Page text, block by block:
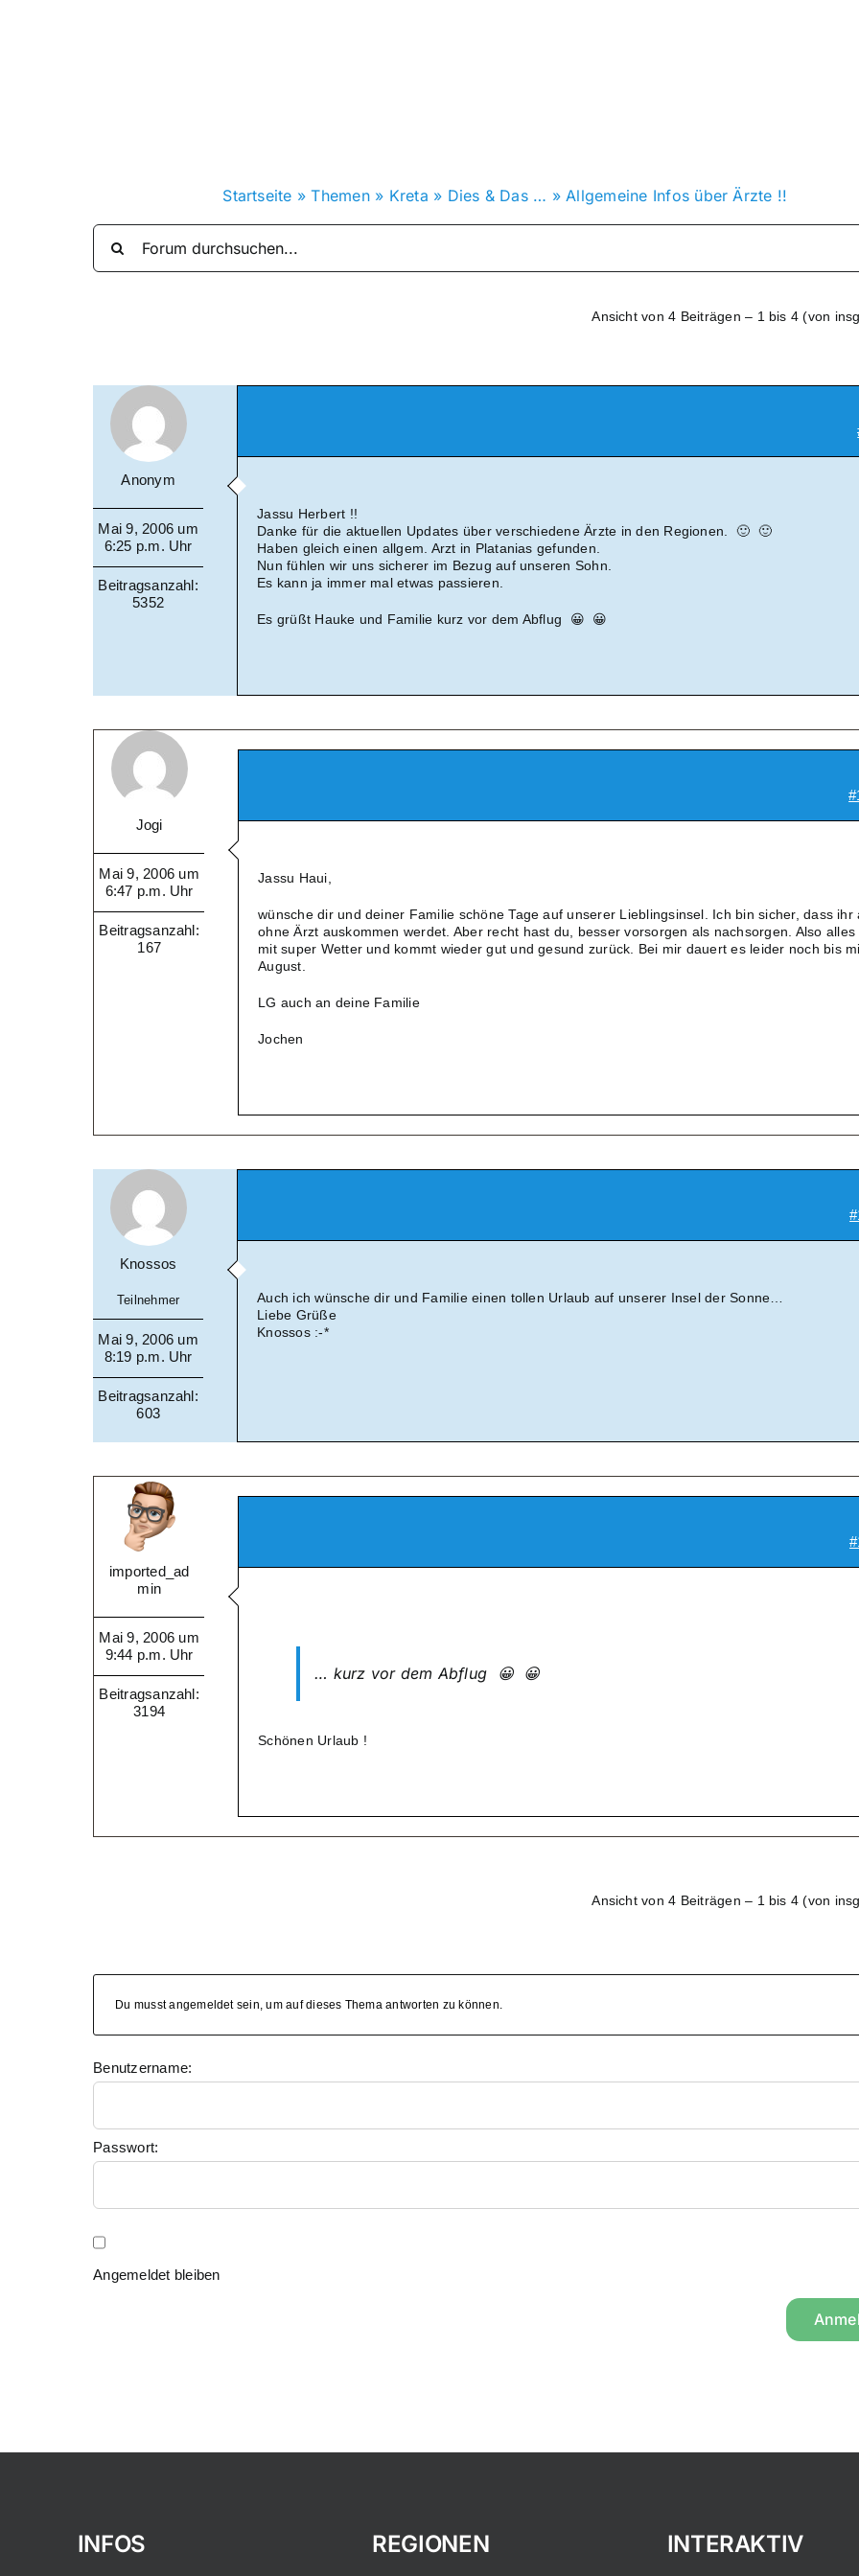
Startseite »Themen» Kreta » Dies & Das … »Allgemeine Infos über Ärzte !!
Ansicht von 4 Beiträgen – 1 bis 4 (von
Anonym
Mai 9, 2006 um
6:25 p.m. Uhr
Beitragsanzahl:
5352
Jassu Herbert !!
Danke für die aktuellen Updates über verschiedene Ärzte in den Regionen. 🙂 🙂
Haben gleich einen allgem. Arzt in Platanias gefunden.
Nun fühlen wir uns sicherer im Bezug auf unseren Sohn.
Es kann ja immer mal etwas passieren.
Es grüßt Hauke und Familie kurz vor dem Abflug 😀 😀
Jogi
Mai 9, 2006 um
6:47 p.m. Uhr
Beitragsanzahl:
167
Jassu Haui,
wünsche dir und deiner Familie schöne Tage auf unserer Lieblingsinsel. Ich bin sicher, dass ihr
ohne Ärzt auskommen werdet. Aber recht hast du, besser vorsorgen als nachsorgen. Also alles
mit super Wetter und kommt wieder gut und gesund zurück. Bei mir dauert es leider noch bis
August.
LG auch an deine Familie
Jochen
Knossos
Teilnehmer
Mai 9, 2006 um
8:19 p.m. Uhr
Beitragsanzahl:
603
Auch ich wünsche dir und Familie einen tollen Urlaub auf unserer Insel der Sonne…
Liebe Grüße
Knossos :-*
imported_ad
min
Mai 9, 2006 um
9:44 p.m. Uhr
Beitragsanzahl:
3194
… kurz vor dem Abflug 😀 😀
Schönen Urlaub !
Ansicht von 4 Beiträgen – 1 bis 4 (von
Du musst angemeldet sein, um auf dieses Thema antworten zu können.
Benutzername:
Passwort:
Angemeldet bleiben
INFOS REGIONEN INTERAKTIV